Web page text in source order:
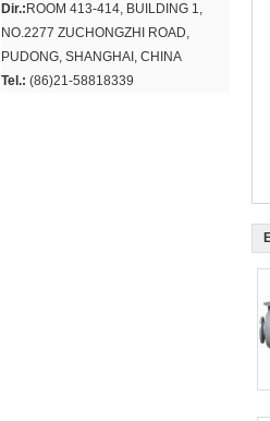
Dir.: ROOM 413-414, BUILDING 1,
NO.2277 ZUCHONGZHI ROAD,
PUDONG, SHANGHAI, CHINA
Tel.: (86)21-58818339